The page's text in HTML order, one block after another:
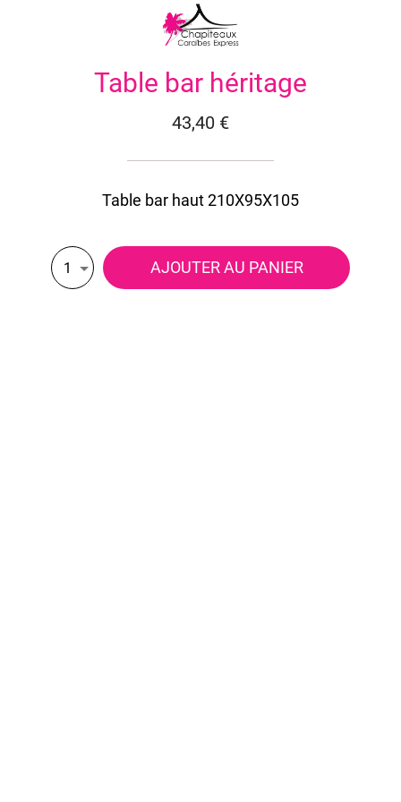
Table bar héritage
43,40 €
Table bar haut 210X95X105
1 AJOUTER AU PANIER